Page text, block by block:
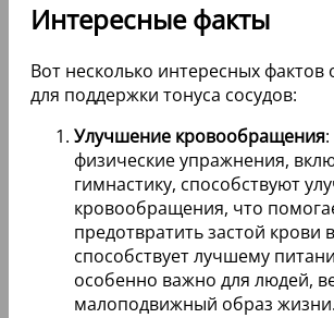
Интересные факты
Вот несколько интересных фактов
для поддержки тонуса сосудов:
Улучшение кровообращения
физические упражнения,
гимнастику, способствуют
кровообращения, что
предотвратить застой крови
способствует лучшему
особенно важно для людей,
малоподвижный образ жизни.